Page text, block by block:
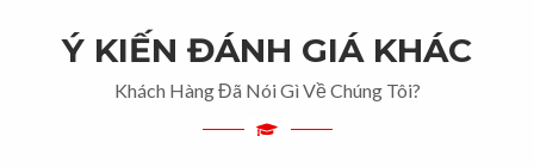
Ý KIẾN ĐÁNH GIÁ KHÁC
Khách Hàng Đã Nói Gì Về Chúng Tôi?